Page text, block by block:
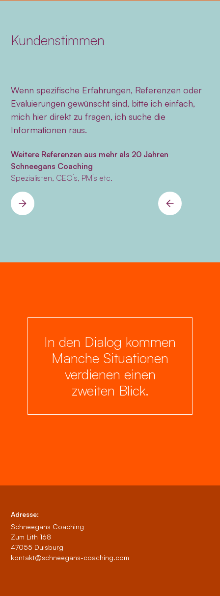
Kundenstimmen
Wenn spezifische Erfahrungen, Referenzen oder
Evaluierungen gewünscht sind, bitte ich einfach,
mich hier direkt zu fragen, ich suche die
Informationen raus.
Weitere Referenzen aus mehr als 20 Jahren
Schneegans Coaching
Spezialisten, CEO´s, PM´s etc.
Slide 2 of 3.
In den Dialog kommen
Manche Situationen
verdienen einen
zweiten Blick.
Adresse:
Schneegans Coaching
Zum Lith 168
47055 Duisburg
kontakt@schneegans-coaching.com